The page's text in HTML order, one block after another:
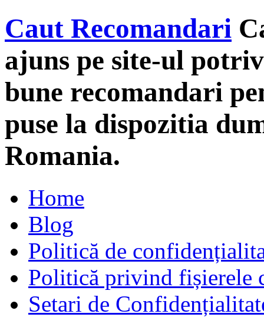
Caut Recomandari
ajuns pe site-ul
bune recomandari
puse la dispozitia
Romania.
Home
Blog
Politică de
Politică privind fișierele
Setari de